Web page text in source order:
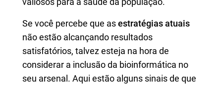
Se você percebe que asestratégias atuais
não estão alcançando resultados
satisfatórios, talvez esteja na hora de
considerar a inclusão da bioinformática no
seu arsenal. Aqui estão alguns sinais de que